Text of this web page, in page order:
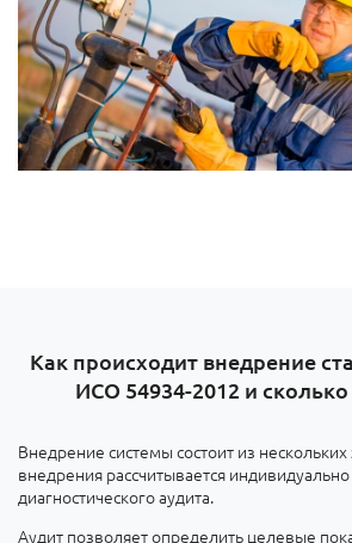
Как происходит внедрение
ИСО 54934-2012 и сколько
Внедрение системы состоит из
внедрения рассчитывается
диагностического аудита.
Аудит позволяет определить целевые